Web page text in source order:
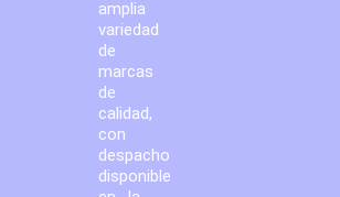
amplia
variedad
de
marcas
de
calidad,
con
despacho
disponible